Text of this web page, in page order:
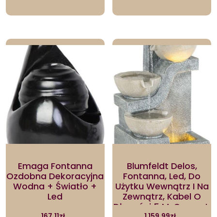
Emaga Fontanna
Ozdobna Dekoracyjna
Wodna + Światło +
Led
Blumfeldt Delos,
Fontanna, Led, Do
Użytku Wewnątrz I Na
Zewnątrz, Kabel O
Długości 5 M, Cement,